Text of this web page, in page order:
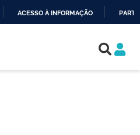
ACESSO À INFORMAÇÃO